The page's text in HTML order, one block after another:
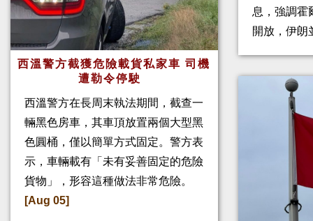
西溫警方截獲危險載貨私家車 司機
遭勒令停駛
西溫警方在長周末執法期間，截查一
輛黑色房車，其車頂放置兩個大型黑
色圓桶，僅以簡單方式固定。警方表
示，車輛載有「未有妥善固定的危險
貨物」，形容這種做法非常危險。
[Aug 05]
息，強調霍
開放，伊